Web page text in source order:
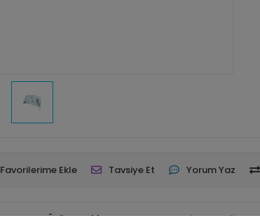
Favorilerime Ekle Tavsiye Et Yorum Yaz